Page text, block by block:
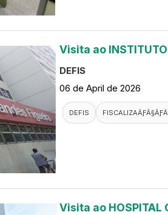
Visita ao INSTITUTO
DEFIS
06 de April de 2026
DEFIS
Visita ao HOSPITAL